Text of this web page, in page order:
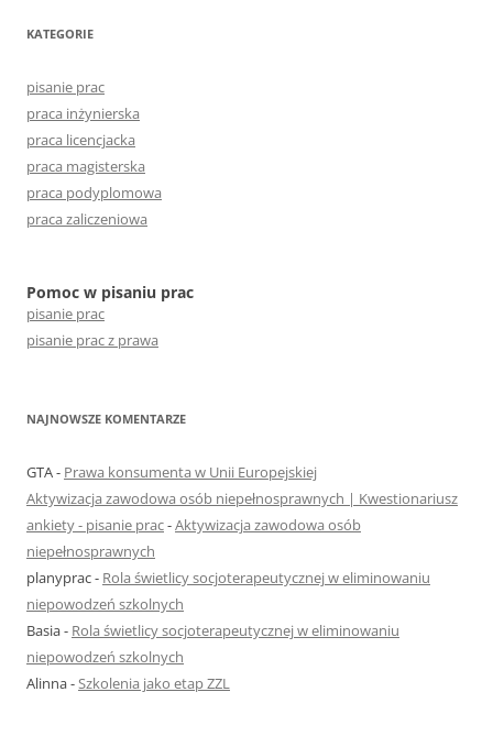
KATEGORIE
pisanie prac
praca inżynierska
praca licencjacka
praca magisterska
praca podyplomowa
praca zaliczeniowa
Pomoc w pisaniu prac
pisanie prac
pisanie prac z prawa
NAJNOWSZE KOMENTARZE
GTA- Prawa konsumenta w Unii Europejskiej
Aktywizacja zawodowa osób niepełnosprawnych | Kwestionariusz
ankiety - pisanie prac-Aktywizacja zawodowa osób
niepełnosprawnych
planyprac- Rola świetlicy socjoterapeutycznej w eliminowaniu
niepowodzeń szkolnych
Basia- Rola świetlicy socjoterapeutycznej w eliminowaniu
niepowodzeń szkolnych
Alinna-Szkolenia jako etap ZZL